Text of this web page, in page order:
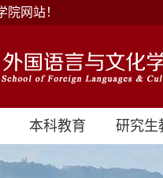
网站！
本科教育 研究生